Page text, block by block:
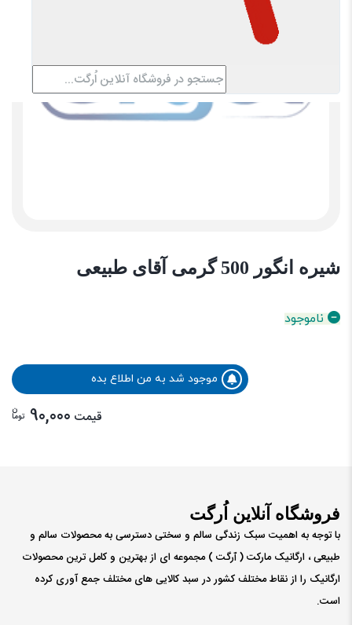
شیره انگور 500 گرمی آقای طبیعی
ناموجود
موجود شد به من اطلاع بده
قیمت 90,000 توما
ن
فروشگاه آنلاین اُرگت
با توجه به اهمیت سبک زندگی سالم و سختی دسترسی به محصولات سالم و
طبیعی ، ارگانیک مارکت ( ٱرگت ) مجموعه ای از بهترین و کامل ترین محصولات
ارگانیک را از نقاط مختلف کشور در سبد کالایی های مختلف جمع آوری کرده
است.